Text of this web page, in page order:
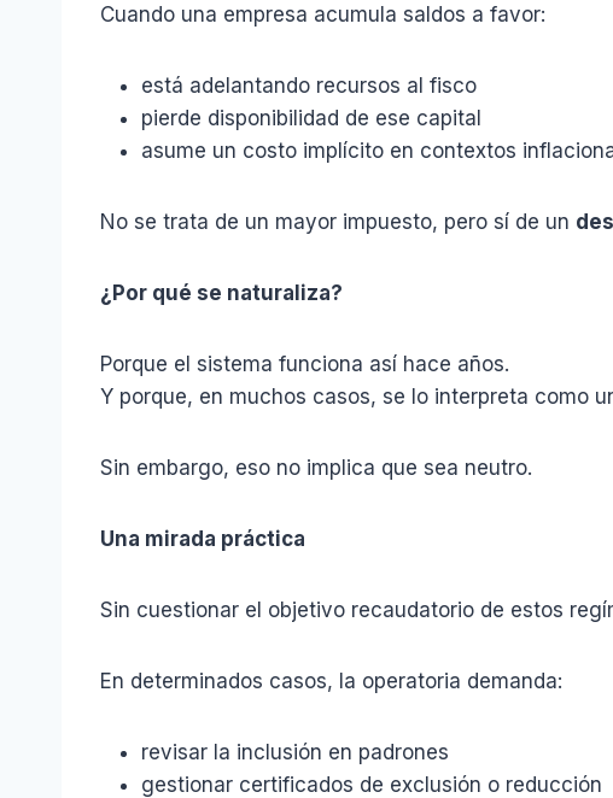
Cuando una empresa acumula saldos a favor:
está adelantando recursos al fisco
pierde disponibilidad de ese capital
asume un costo implícito en contextos
No se trata de un mayor impuesto, pero sí de un
¿Por qué se naturaliza?
Porque el sistema funciona así hace años.
Y porque, en muchos casos, se lo interpreta como
Sin embargo, eso no implica que sea neutro.
Una mirada práctica
Sin cuestionar el objetivo recaudatorio de estos
En determinados casos, la operatoria demanda:
revisar la inclusión en padrones
gestionar certificados de exclusión o reducción